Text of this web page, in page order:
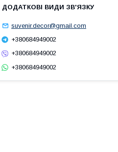
suvenir.decor@gmail.com
+380684949002
+380684949002
+380684949002